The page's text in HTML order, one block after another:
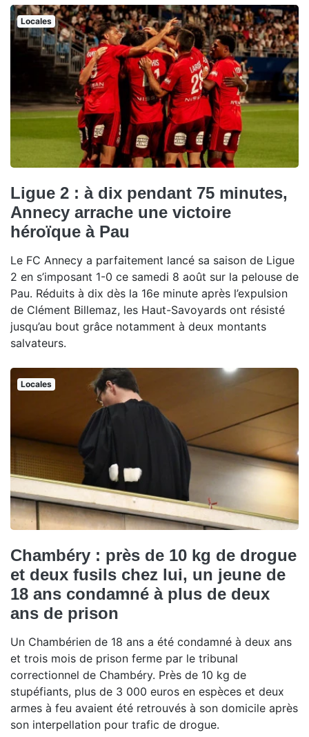
Locales
Ligue 2 : à dix pendant 75 minutes,
Annecy arrache une victoire
héroïque à Pau
Le FC Annecy a parfaitement lancé sa saison de Ligue
2 en s’imposant 1-0 ce samedi 8 août sur la pelouse de
Pau. Réduits à dix dès la 16e minute après l’expulsion
de Clément Billemaz, les Haut-Savoyards ont résisté
jusqu’au bout grâce notamment à deux montants
salvateurs.
Locales
Chambéry : près de 10 kg de drogue
et deux fusils chez lui, un jeune de
18 ans condamné à plus de deux
ans de prison
Un Chambérien de 18 ans a été condamné à deux ans
et trois mois de prison ferme par le tribunal
correctionnel de Chambéry. Près de 10 kg de
stupéfiants, plus de 3 000 euros en espèces et deux
armes à feu avaient été retrouvés à son domicile après
son interpellation pour trafic de drogue.